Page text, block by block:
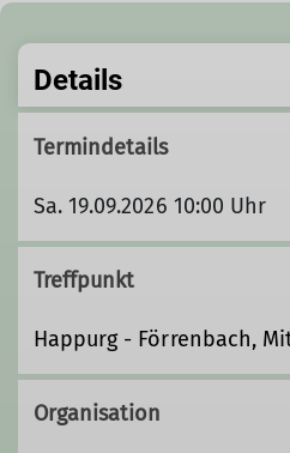
Details
Termindetails
Sa. 19.09.2026 10:00 Uhr
Treffpunkt
Happurg - Förrenbach,
Organisation